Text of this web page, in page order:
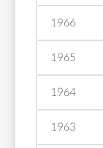
1966
1965
1964
1963